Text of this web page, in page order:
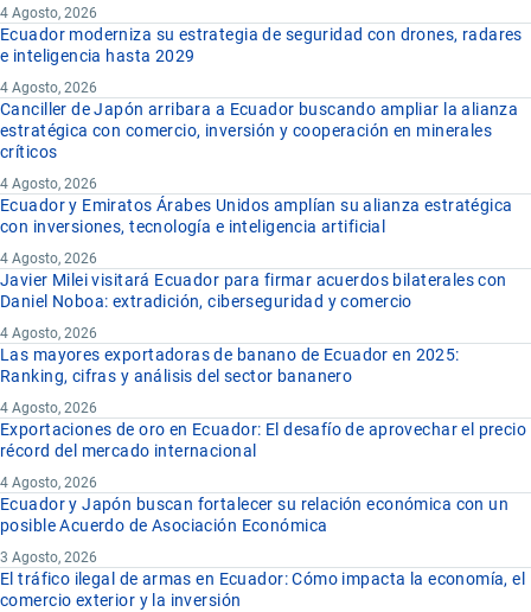
4 Agosto, 2026
Ecuador moderniza su estrategia de seguridad con drones, radares
e inteligencia hasta 2029
4 Agosto, 2026
Canciller de Japón arribara a Ecuador buscando ampliar la alianza
estratégica con comercio, inversión y cooperación en minerales
críticos
4 Agosto, 2026
Ecuador y Emiratos Árabes Unidos amplían su alianza estratégica
con inversiones, tecnología e inteligencia artificial
4 Agosto, 2026
Javier Milei visitará Ecuador para firmar acuerdos bilaterales con
Daniel Noboa: extradición, ciberseguridad y comercio
4 Agosto, 2026
Las mayores exportadoras de banano de Ecuador en 2025:
Ranking, cifras y análisis del sector bananero
4 Agosto, 2026
Exportaciones de oro en Ecuador: El desafío de aprovechar el precio
récord del mercado internacional
4 Agosto, 2026
Ecuador y Japón buscan fortalecer su relación económica con un
posible Acuerdo de Asociación Económica
3 Agosto, 2026
El tráfico ilegal de armas en Ecuador: Cómo impacta la economía, el
comercio exterior y la inversión